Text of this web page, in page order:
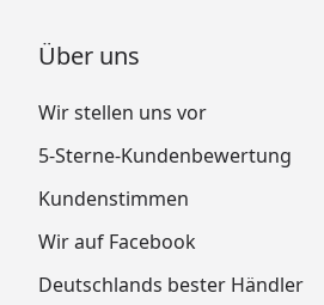
Über uns
Wir stellen uns vor
5-Sterne-Kundenbewertung
Kundenstimmen
Wir auf Facebook
Deutschlands bester Händler